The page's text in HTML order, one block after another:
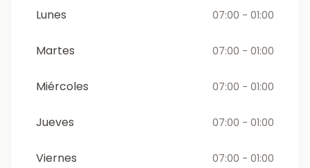
Lunes 07:00 - 01:00
Martes 07:00 - 01:00
Miércoles 07:00 - 01:00
Jueves 07:00 - 01:00
Viernes 07:00 - 01:00